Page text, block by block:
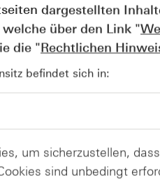
AUGUST
04
Der Blick
vom
dargestellten
über den Link "
die "Rechtlichen
befindet sich in:
um sicherzustellen,
sind unbedingt